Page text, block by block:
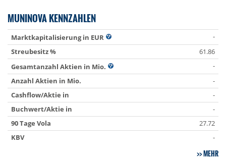
MUNINOVA KENNZAHLEN
Marktkapitalisierung in EUR
-
Streubesitz %
61.86
Gesamtanzahl Aktien in Mio.
-
Anzahl Aktien in Mio.
-
Cashflow/Aktie in
-
Buchwert/Aktie in
-
90 Tage Vola
27.72
KBV
-
MEHR